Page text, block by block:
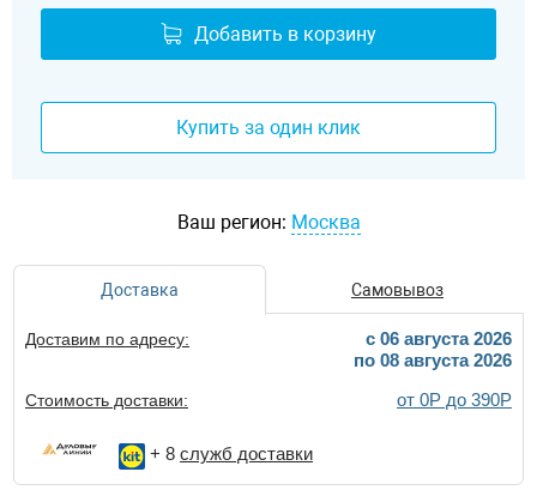
Добавить в корзину
Купить за один клик
Ваш регион: Москва
Доставка Самовывоз
Доставим по адресу:
c 06 августа 2026
по 08 августа 2026
Стоимость доставки: от 0Р до 390Р
+ 8 служб доставки